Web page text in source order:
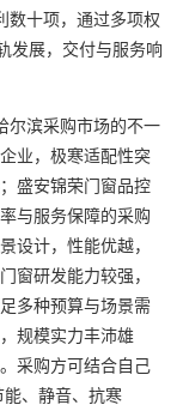
十项，通过多项权
发展，交付与服务响
滨采购市场的不一
业，极寒适配性突
盛安锦荣门窗品控
与服务保障的采购
设计，性能优越，
窗研发能力较强，
多种预算与场景需
规模实力丰沛雄
采购方可结合自己
、静音、抗寒